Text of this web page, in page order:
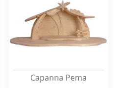
Capanna Pema